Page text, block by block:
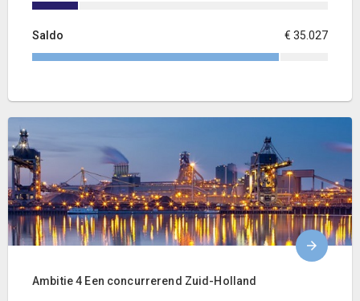
Saldo € 35.027
Ambitie 4 Een concurrerend Zuid-Holland